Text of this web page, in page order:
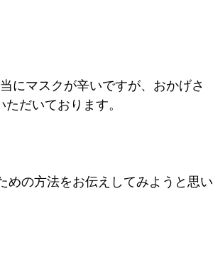
にマスクが辛いですが、おかげさ
だいております。
めの方法をお伝えしてみようと思い